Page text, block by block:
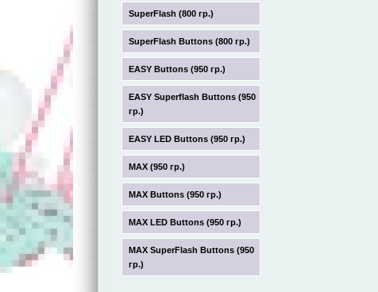
SuperFlash (800 гр.)
SuperFlash Buttons (800 гр.)
EASY Buttons (950 гр.)
EASY Superflash Buttons (950
гр.)
EASY LED Buttons (950 гр.)
MAX (950 гр.)
MAX Buttons (950 гр.)
MAX LED Buttons (950 гр.)
MAX SuperFlash Buttons (950
гр.)